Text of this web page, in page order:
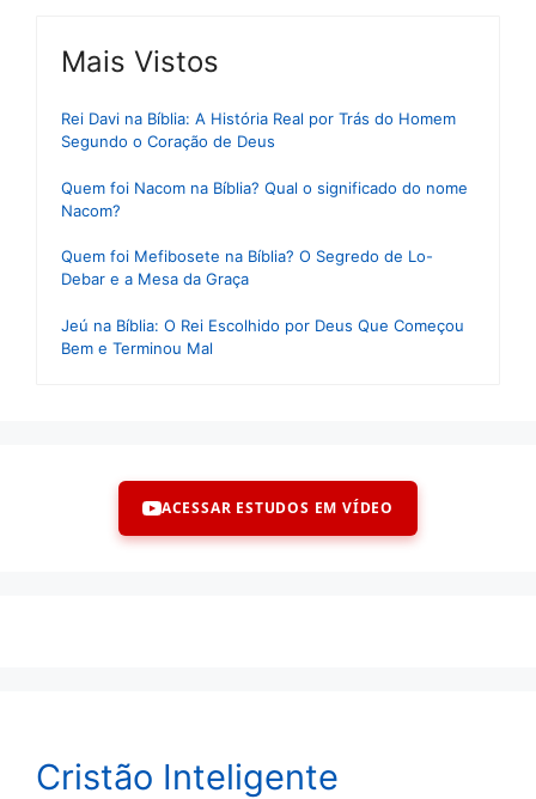
Mais Vistos
Rei Davi na Bíblia: A História Real por Trás do Homem
Segundo o Coração de Deus
Quem foi Nacom na Bíblia? Qual o significado do nome
Nacom?
Quem foi Mefibosete na Bíblia? O Segredo de Lo-
Debar e a Mesa da Graça
Jeú na Bíblia: O Rei Escolhido por Deus Que Começou
Bem e Terminou Mal
ACESSAR ESTUDOS EM VÍDEO
Cristão Inteligente